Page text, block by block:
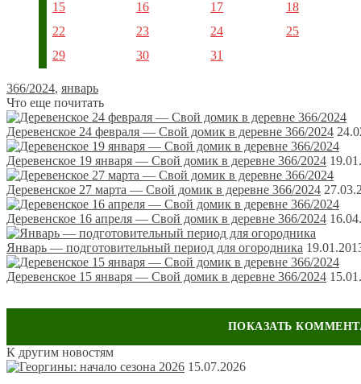
15
16 17
18
22
23 24
25
29
30 31
366/2024, январь
Что еще почитать
Деревенское 24 февраля — Свой домик в деревне 366/2024
Деревенское 19 января — Свой домик в деревне 366/2024
Деревенское 27 марта — Свой домик в деревне 366/2024
Деревенское 16 апреля — Свой домик в деревне 366/2024
Январь — подготовительный период для огородника
Деревенское 15 января — Свой домик в деревне 366/2024
Оставить комментарий
К другим новостям
15.07.2026